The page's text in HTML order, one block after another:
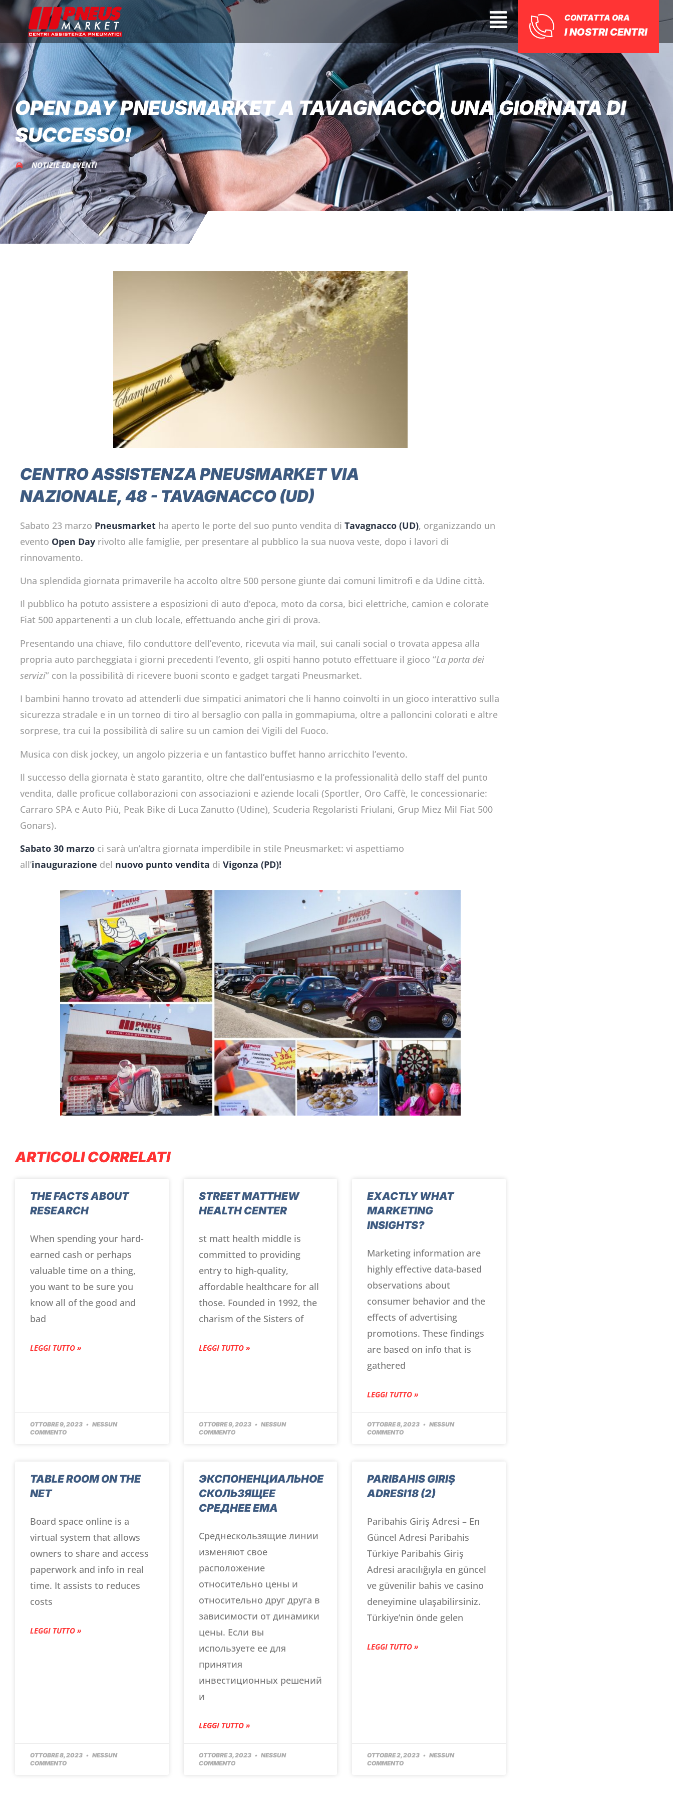
CONTATTA ORA
I NOSTRI CENTRI
OPEN DAY PNEUSMARKET A TAVAGNACCO, UNA GIORNATA DI
SUCCESSO!
NOTIZIE ED EVENTI
CENTRO ASSISTENZA PNEUSMARKET VIA
NAZIONALE, 48 - TAVAGNACCO (UD)
Sabato 23 marzo Pneusmarket ha aperto le porte del suo punto vendita di Tavagnacco (UD), organizzando un
evento Open Day rivolto alle famiglie, per presentare al pubblico la sua nuova veste, dopo i lavori di
rinnovamento.
Una splendida giornata primaverile ha accolto oltre 500 persone giunte dai comuni limitrofi e da Udine città.
Il pubblico ha potuto assistere a esposizioni di auto d’epoca, moto da corsa, bici elettriche, camion e colorate
Fiat 500 appartenenti a un club locale, effettuando anche giri di prova.
Presentando una chiave, filo conduttore dell’evento, ricevuta via mail, sui canali social o trovata appesa alla
propria auto parcheggiata i giorni precedenti l’evento, gli ospiti hanno potuto effettuare il gioco “La porta dei
servizi” con la possibilità di ricevere buoni sconto e gadget targati Pneusmarket.
I bambini hanno trovato ad attenderli due simpatici animatori che li hanno coinvolti in un gioco interattivo sulla
sicurezza stradale e in un torneo di tiro al bersaglio con palla in gommapiuma, oltre a palloncini colorati e altre
sorprese, tra cui la possibilità di salire su un camion dei Vigili del Fuoco.
Musica con disk jockey, un angolo pizzeria e un fantastico buffet hanno arricchito l’evento.
Il successo della giornata è stato garantito, oltre che dall’entusiasmo e la professionalità dello staff del punto
vendita, dalle proficue collaborazioni con associazioni e aziende locali (Sportler, Oro Caffè, le concessionarie:
Carraro SPA e Auto Più, Peak Bike di Luca Zanutto (Udine), Scuderia Regolaristi Friulani, Grup Miez Mil Fiat 500
Gonars).
Sabato 30 marzo ci sarà un’altra giornata imperdibile in stile Pneusmarket: vi aspettiamo
all’inaugurazione del nuovo punto vendita di Vigonza (PD)!
ARTICOLI CORRELATI
THE FACTS ABOUT
RESEARCH
When spending your hard-
earned cash or perhaps
valuable time on a thing,
you want to be sure you
know all of the good and
bad
LEGGI TUTTO »
OTTOBRE 9, 2023
NESSUN
COMMENTO
STREET MATTHEW
HEALTH CENTER
st matt health middle is
committed to providing
entry to high-quality,
affordable healthcare for all
those. Founded in 1992, the
charism of the Sisters of
LEGGI TUTTO »
OTTOBRE 9, 2023
NESSUN
COMMENTO
EXACTLY WHAT
MARKETING
INSIGHTS?
Marketing information are
highly effective data-based
observations about
consumer behavior and the
effects of advertising
promotions. These findings
are based on info that is
gathered
LEGGI TUTTO »
OTTOBRE 8, 2023
NESSUN
COMMENTO
TABLE ROOM ON THE
NET
Board space online is a
virtual system that allows
owners to share and access
paperwork and info in real
time. It assists to reduces
costs
LEGGI TUTTO »
OTTOBRE 8, 2023
NESSUN
COMMENTO
ЭКСПОНЕНЦИАЛЬНОЕ
СКОЛЬЗЯЩЕЕ
СРЕДНЕЕ EMA
Среднескользящие линии
изменяют свое
расположение
относительно цены и
относительно друг друга в
зависимости от динамики
цены. Если вы
используете ее для
принятия
инвестиционных решений
и
LEGGI TUTTO »
OTTOBRE 3, 2023
NESSUN
COMMENTO
PARIBAHIS GIRIŞ
ADRESI18 (2)
Paribahis Giriş Adresi – En
Güncel Adresi Paribahis
Türkiye Paribahis Giriş
Adresi aracılığıyla en güncel
ve güvenilir bahis ve casino
deneyimine ulaşabilirsiniz.
Türkiye’nin önde gelen
LEGGI TUTTO »
OTTOBRE 2, 2023
NESSUN
COMMENTO